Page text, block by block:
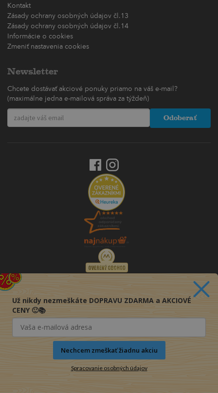
Kontakt
Zásady ochrany osobných údajov čl.13
Zásady ochrany osobných údajov čl.14
Informácie o cookies
Zmeniť nastavenia cookies
Newsletter
Chcete dostávať akciové ponuky priamo na váš e-mail?
(maximálne jedna e-mailová správa za týždeň)
Odoberať
Už nikdy nezmeškáte DOPRAVU ZDARMA a AKCIOVÉ
CENY 🙂📚
Nechcem zmeškať žiadnu akciu
Spracovanie osobných údajov